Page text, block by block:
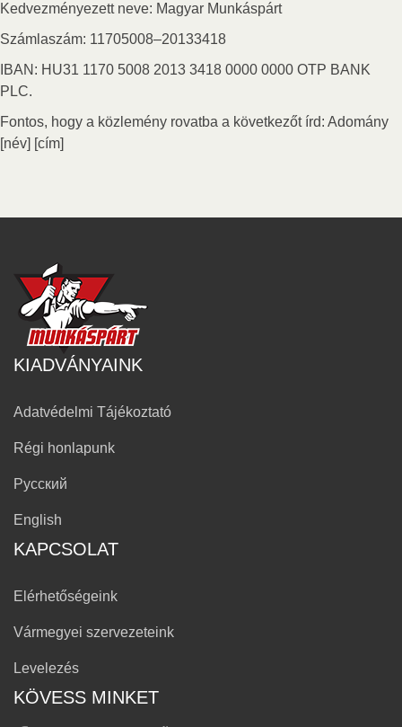
Kedvezményezett neve: Magyar Munkáspárt
Számlaszám: 11705008–20133418
IBAN: HU31 1170 5008 2013 3418 0000 0000 OTP BANK
PLC.
Fontos, hogy a közlemény rovatba a következőt írd: Adomány
[név] [cím]
KIADVÁNYAINK
Adatvédelmi Tájékoztató
Régi honlapunk
Русский
English
KAPCSOLAT
Elérhetőségeink
Vármegyei szervezeteink
Levelezés
KÖVESS MINKET